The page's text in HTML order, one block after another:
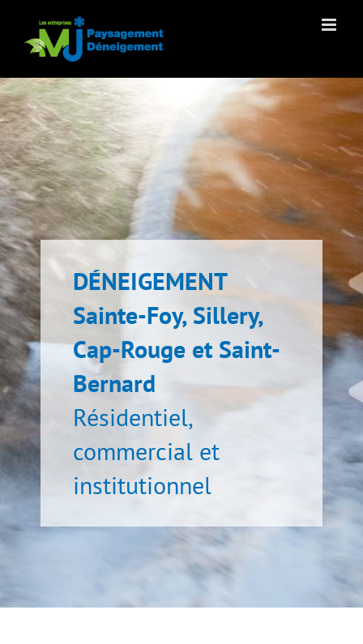
contenu
DÉNEIGEMENT
Sainte-Foy, Sillery,
Cap-Rouge et Saint-
Bernard
Résidentiel,
commercial et
institutionnel